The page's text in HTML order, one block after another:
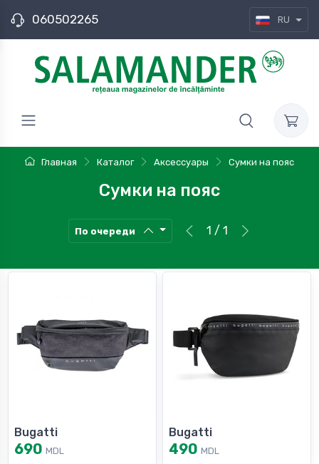
060502265 RU
Главная Каталог Аксессуары Сумки на пояс
Сумки на пояс
По очереди 1 / 1
Bugatti
690 MDL
Bugatti
490 MDL